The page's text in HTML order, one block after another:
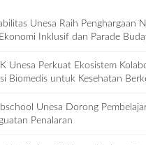
Unesa Raih Penghargaan
Inklusif dan Parade
Unesa Perkuat Ekosistem
Biomedis untuk Kesehatan
Unesa Dorong
Penalaran